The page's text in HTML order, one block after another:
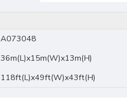
A073048
36m(L)x15m(W)x13m(H)
118ft(L)x49ft(W)x43ft(H)